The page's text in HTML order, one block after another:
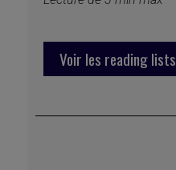
Voir les reading lists